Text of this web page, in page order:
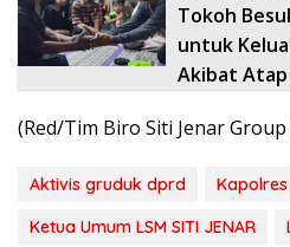
Tokoh
untuk
Akibat
(Red/Tim Biro Siti Jenar
Aktivis gruduk dprd
Ketua Umum LSM SITI JENAR